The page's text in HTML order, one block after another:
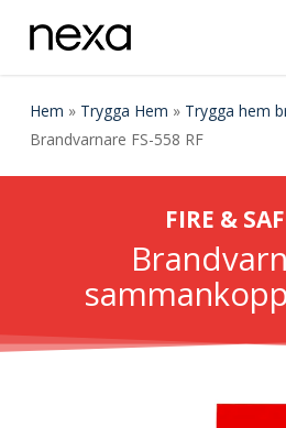
Hem » Trygga Hem » Trygga hem
Brandvarnare FS-558 RF
FIRE &